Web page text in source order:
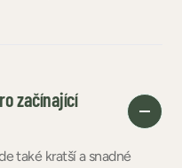
začínající
také kratší a snadné